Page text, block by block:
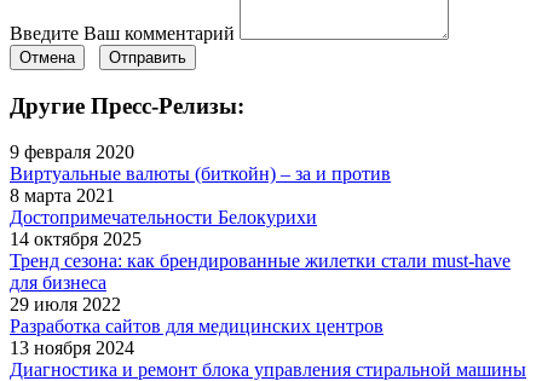
Введите Ваш комментарий
Отмена Отправить
Другие Пресс-Релизы:
9 февраля 2020
Виртуальные валюты (биткойн) – за и против
8 марта 2021
Достопримечательности Белокурихи
14 октября 2025
Тренд сезона: как брендированные жилетки стали must‑have
для бизнеса
29 июля 2022
Разработка сайтов для медицинских центров
13 ноября 2024
Диагностика и ремонт блока управления стиральной машины